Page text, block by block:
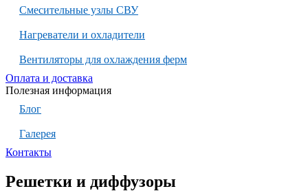
Смесительные узлы СВУ
Нагреватели и охладители
Вентиляторы для охлаждения ферм
Оплата и доставка
Полезная информация
Блог
Галерея
Контакты
Решетки и диффузоры